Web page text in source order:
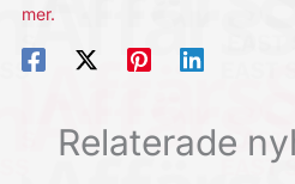
mer.
Relaterade